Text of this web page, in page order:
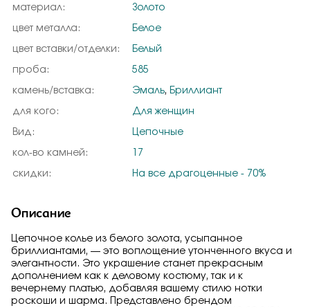
материал: Золото
цвет металла: Белое
цвет вставки/отделки: Белый
проба: 585
камень/вставка: Эмаль, Бриллиант
для кого: Для женщин
Вид: Цепочные
кол-во камней: 17
скидки: На все драгоценные - 70%
Описание
Цепочное колье из белого золота, усыпанное
бриллиантами, — это воплощение утонченного вкуса и
элегантности. Это украшение станет прекрасным
дополнением как к деловому костюму, так и к
вечернему платью, добавляя вашему стилю нотки
роскоши и шарма. Представлено брендом